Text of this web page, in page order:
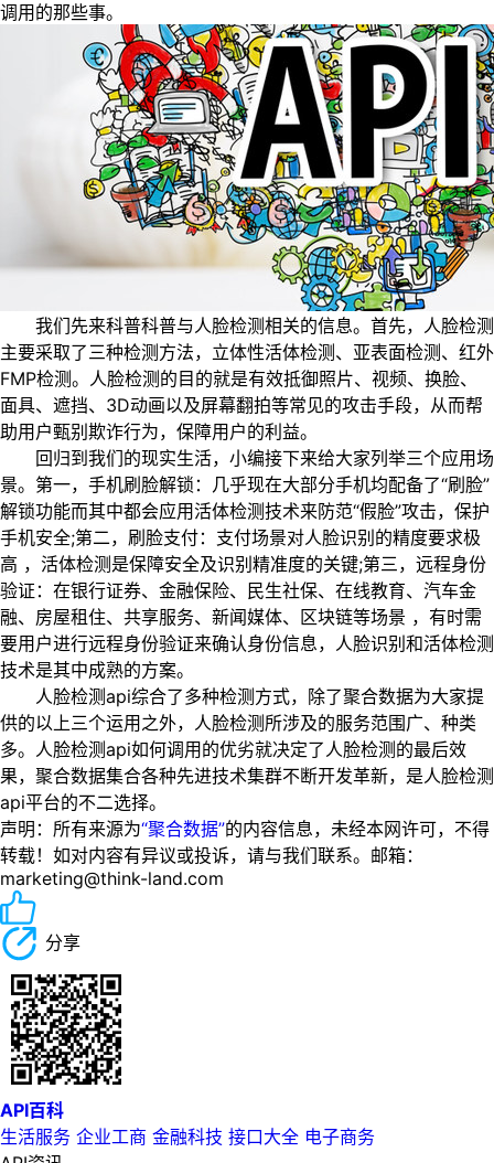
调用的那些事。
我们先来科普科普与人脸检测相关的信息。首先，人脸检测
主要采取了三种检测方法，立体性活体检测、亚表面检测、红外
FMP检测。人脸检测的目的就是有效抵御照片、视频、换脸、
面具、遮挡、3D动画以及屏幕翻拍等常见的攻击手段，从而帮
助用户甄别欺诈行为，保障用户的利益。
回归到我们的现实生活，小编接下来给大家列举三个应用场
景。第一，手机刷脸解锁：几乎现在大部分手机均配备了“刷脸”
解锁功能而其中都会应用活体检测技术来防范“假脸”攻击，保护
手机安全;第二，刷脸支付：支付场景对人脸识别的精度要求极
高 ，活体检测是保障安全及识别精准度的关键;第三，远程身份
验证：在银行证券、金融保险、民生社保、在线教育、汽车金
融、房屋租住、共享服务、新闻媒体、区块链等场景 ，有时需
要用户进行远程身份验证来确认身份信息，人脸识别和活体检测
技术是其中成熟的方案。
人脸检测api综合了多种检测方式，除了聚合数据为大家提
供的以上三个运用之外，人脸检测所涉及的服务范围广、种类
多。人脸检测api如何调用的优劣就决定了人脸检测的最后效
果，聚合数据集合各种先进技术集群不断开发革新，是人脸检测
api平台的不二选择。
声明：所有来源为“聚合数据”的内容信息，未经本网许可，不得
转载！如对内容有异议或投诉，请与我们联系。邮箱：
marketing@think-land.com
分享
API百科
生活服务 企业工商 金融科技 接口大全 电子商务